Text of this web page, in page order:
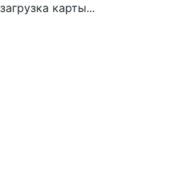
загрузка карты...